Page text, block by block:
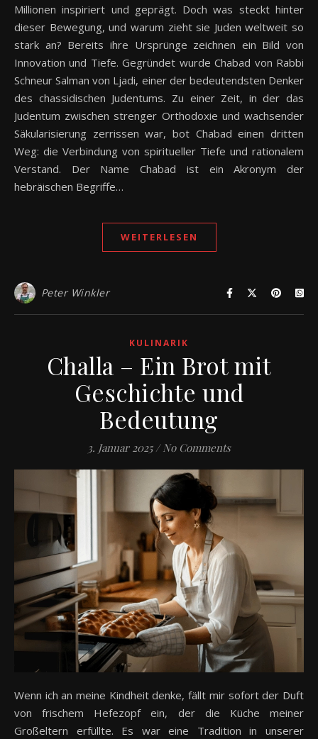
Millionen inspiriert und geprägt. Doch was steckt hinter
dieser Bewegung, und warum zieht sie Juden weltweit so
stark an? Bereits ihre Ursprünge zeichnen ein Bild von
Innovation und Tiefe. Gegründet wurde Chabad von Rabbi
Schneur Salman von Ljadi, einer der bedeutendsten Denker
des chassidischen Judentums. Zu einer Zeit, in der das
Judentum zwischen strenger Orthodoxie und wachsender
Säkularisierung zerrissen war, bot Chabad einen dritten
Weg: die Verbindung von spiritueller Tiefe und rationalem
Verstand. Der Name Chabad ist ein Akronym der
hebräischen Begriffe…
WEITERLESEN
Peter Winkler
KULINARIK
Challa – Ein Brot mit
Geschichte und
Bedeutung
3. Januar 2025 / No Comments
Wenn ich an meine Kindheit denke, fällt mir sofort der Duft
von frischem Hefezopf ein, der die Küche meiner
Großeltern erfüllte. Es war eine Tradition in unserer